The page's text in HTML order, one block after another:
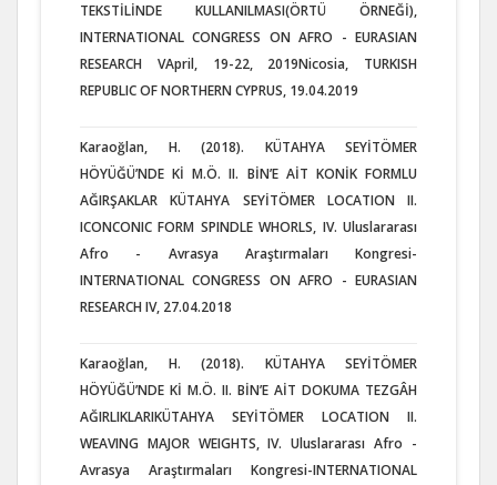
TEKSTİLİNDE KULLANILMASI(ÖRTÜ ÖRNEĞİ),
INTERNATIONAL CONGRESS ON AFRO - EURASIAN
RESEARCH VApril, 19-22, 2019Nicosia, TURKISH
REPUBLIC OF NORTHERN CYPRUS, 19.04.2019
Karaoğlan, H. (2018). KÜTAHYA SEYİTÖMER
HÖYÜĞÜ’NDE Kİ M.Ö. II. BİN’E AİT KONİK FORMLU
AĞIRŞAKLAR KÜTAHYA SEYİTÖMER LOCATION II.
ICONCONIC FORM SPINDLE WHORLS, IV. Uluslararası
Afro - Avrasya Araştırmaları Kongresi-
INTERNATIONAL CONGRESS ON AFRO - EURASIAN
RESEARCH IV, 27.04.2018
Karaoğlan, H. (2018). KÜTAHYA SEYİTÖMER
HÖYÜĞÜ’NDE Kİ M.Ö. II. BİN’E AİT DOKUMA TEZGÂH
AĞIRLIKLARIKÜTAHYA SEYİTÖMER LOCATION II.
WEAVING MAJOR WEIGHTS, IV. Uluslararası Afro -
Avrasya Araştırmaları Kongresi-INTERNATIONAL